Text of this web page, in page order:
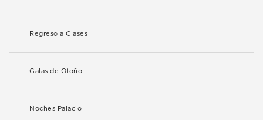
Regreso a Clases
Galas de Otoño
Noches Palacio